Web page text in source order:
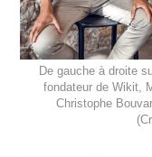
De gauche à droite
fondateur de Wikit,
Christophe